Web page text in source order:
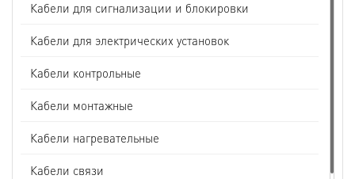
Кабели для сигнализации и блокировки
Кабели для электрических установок
Кабели контрольные
Кабели монтажные
Кабели нагревательные
Кабели связи